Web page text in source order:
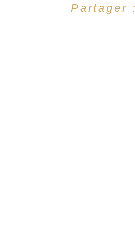
Partager :